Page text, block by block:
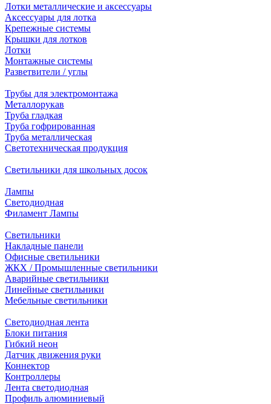
Лотки металлические и аксессуары
Аксессуары для лотка
Крепежные системы
Крышки для лотков
Лотки
Монтажные системы
Разветвители / углы
Трубы для электромонтажа
Металлорукав
Труба гладкая
Труба гофрированная
Труба металлическая
Светотехническая продукция
Светильники для школьных досок
Лампы
Светодиодная
Филамент Лампы
Светильники
Накладные панели
Офисные светильники
ЖКХ / Промышленные светильники
Аварийные светильники
Линейные светильники
Мебельные светильники
Светодиодная лента
Блоки питания
Гибкий неон
Датчик движения руки
Коннектор
Контроллеры
Лента светодиодная
Профиль алюминиевый